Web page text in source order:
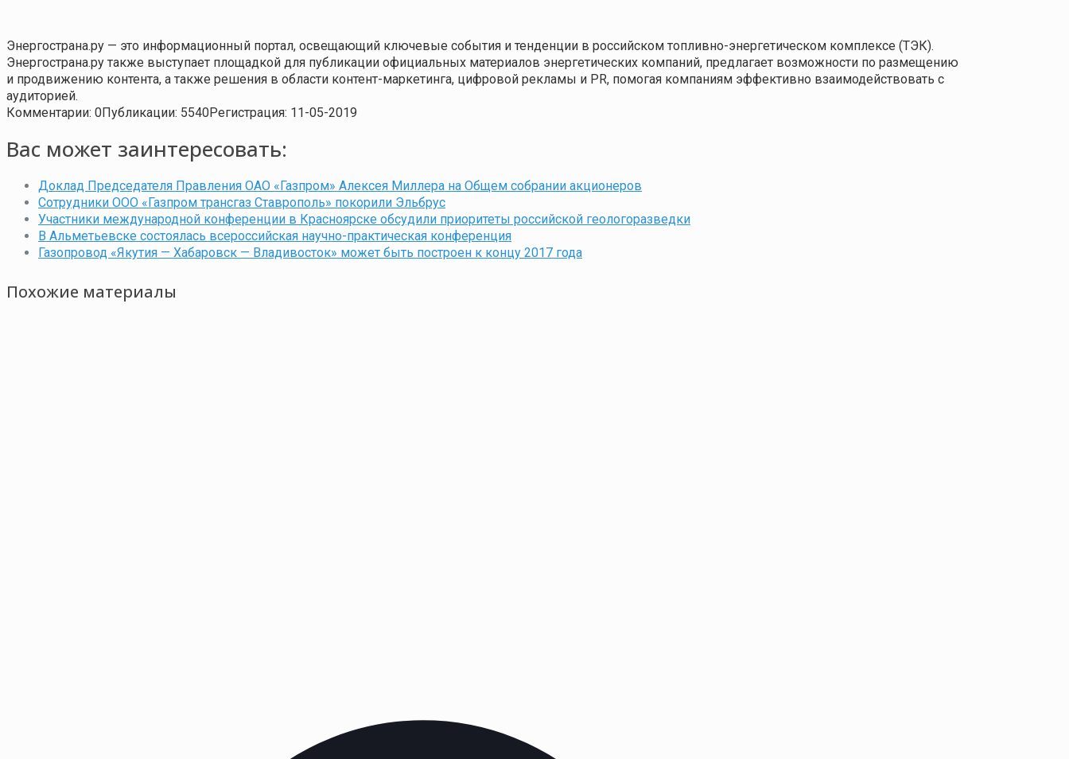
Энергострана.ру — это информационный портал, освещающий ключевые события и тенденции в российском топливно-энергетическом комплексе (ТЭК).
Энергострана.ру также выступает площадкой для публикации официальных материалов энергетических компаний, предлагает возможности по размещению
и продвижению контента, а также решения в области контент-маркетинга, цифровой рекламы и PR, помогая компаниям эффективно взаимодействовать с
аудиторией.
Комментарии: 0Публикации: 5540Регистрация: 11-05-2019
Вас может заинтересовать:
Доклад Председателя Правления ОАО «Газпром» Алексея Миллера на Общем собрании акционеров
Сотрудники ООО «Газпром трансгаз Ставрополь» покорили Эльбрус
Участники международной конференции в Красноярске обсудили приоритеты российской геологоразведки
В Альметьевске состоялась всероссийская научно-практическая конференция
Газопровод «Якутия — Хабаровск — Владивосток» может быть построен к концу 2017 года
Похожие материалы